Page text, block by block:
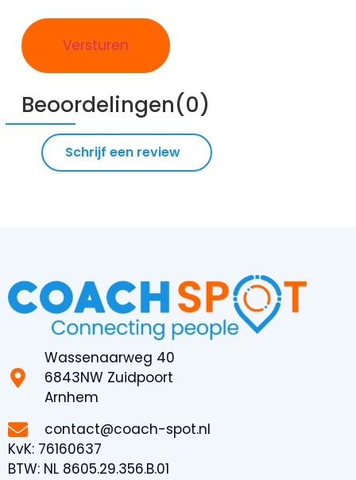
Beoordelingen(0)
Schrijf een review
Wassenaarweg 40
6843NW Zuidpoort
Arnhem
contact@coach-spot.nl
KvK: 76160637
BTW: NL 8605.29.356.B.01